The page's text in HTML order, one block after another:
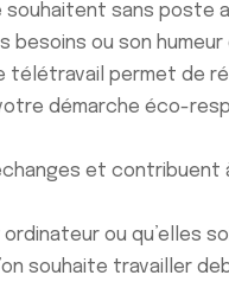
souhaitent sans
ou son humeur
permet de
démarche éco-
et contribuent
ou qu’elles
souhaite travailler